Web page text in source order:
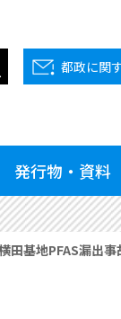
都政に関
発行物・資料
田基地PFAS漏出